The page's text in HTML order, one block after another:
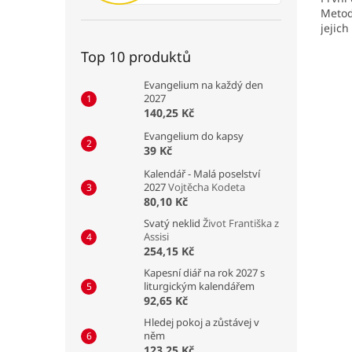
Top 10 produktů
Evangelium na každý den
2027
140,25 Kč
Evangelium do kapsy
39 Kč
Kalendář - Malá poselství
2027Vojtěcha Kodeta
80,10 Kč
Svatý neklid Život Františka z
Assisi
254,15 Kč
Kapesní diář na rok 2027 s
liturgickým kalendářem
92,65 Kč
Hledej pokoj a zůstávej v
něm
jejich